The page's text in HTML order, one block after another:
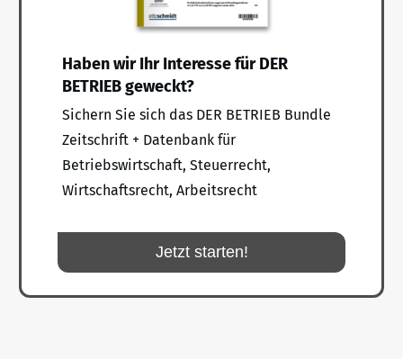
Haben wir Ihr Interesse für DER
BETRIEB geweckt?
Sichern Sie sich das DER BETRIEB Bundle
Zeitschrift + Datenbank für
Betriebswirtschaft, Steuerrecht,
Wirtschaftsrecht, Arbeitsrecht
Jetzt starten!